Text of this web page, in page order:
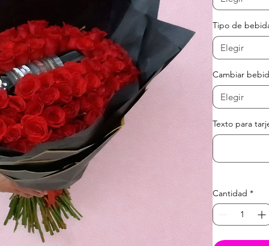
Tipo de
Elegir
Cambiar
Elegir
Texto para
Cantidad *